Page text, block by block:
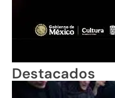
Destacados